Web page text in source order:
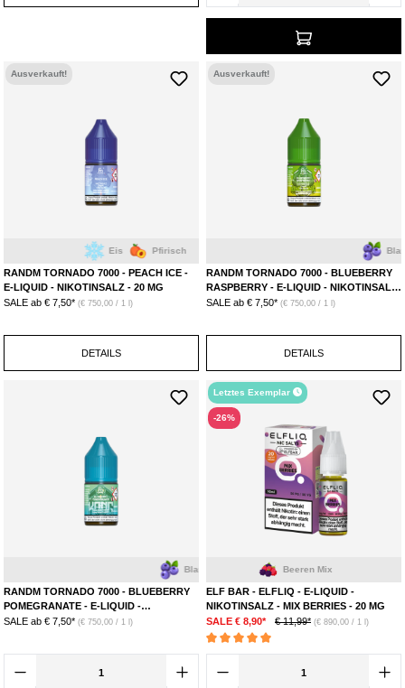
Ausverkauft!
Pfirisch
RANDM TORNADO 7000 - PEACH ICE -
E-LIQUID - NIKOTINSALZ - 20 MG
SALE ab € 7,50* (€ 750,00 / 1 l)
DETAILS
Ausverkauft!
Blaubeere
RANDM TORNADO 7000 - BLUEBERRY
RASPBERRY - E-LIQUID - NIKOTINSALZ
- 20 MG
SALE ab € 7,50* (€ 750,00 / 1 l)
DETAILS
Blaubeere
RANDM TORNADO 7000 - BLUEBERRY
POMEGRANATE - E-LIQUID -
NIKOTINSALZ - 20 MG
SALE ab € 7,50* (€ 750,00 / 1 l)
Letztes Exemplar
-26%
Beeren Mix
ELF BAR - ELFLIQ - E-LIQUID -
NIKOTINSALZ - MIX BERRIES - 20 MG
SALE € 8,90*
€ 11,99* (€ 890,00 / 1 l)
Durchschnittliche Bewertung von 5 von 5